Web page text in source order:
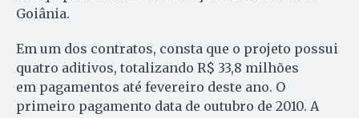
Goiânia.
Em um dos contratos, consta que o projeto possui
quatro aditivos, totalizando R$ 33,8 milhões
em pagamentos até fevereiro deste ano. O
primeiro pagamento data de outubro de 2010. A